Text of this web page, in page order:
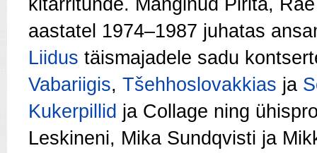
kitarritunde. Mänginud Pirita,
aastatel 1974–1987 juhatas
Liidus täismajadele sadu
Vabariigis, Tšehhoslovakkias ja
Kukerpillid ja Collage ning
Leskineni, Mika Sundqvisti ja